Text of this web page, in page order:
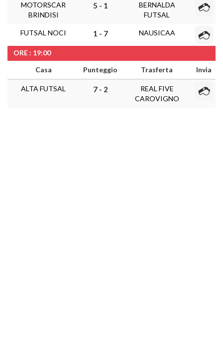
MOTORSCAR
BRINDISI
5 - 1
BERNALDA
FUTSAL
FUTSAL NOCI 1 - 7 NAUSICAA
ORE : 19:00
Casa
Punteggio Trasferta Invia
ALTA FUTSAL 7 - 2
REAL FIVE
CAROVIGNO